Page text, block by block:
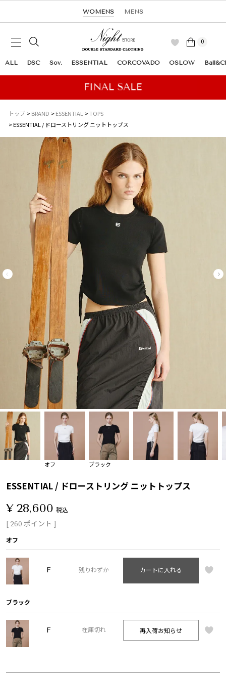
WOMENS MENS
0
ALL DSC Sov. ESSENTIAL CORCOVADO OSLOW
トップ BRAND ESSENTIAL
TOPS
ESSENTIAL / ドローストリング ニットトップス
オフ ブラック
ESSENTIAL / ドローストリング ニットトップス
¥ 28,600 税込
[ 260 ポイント ]
オフ
F 残りわずか カートに入れる
ブラック
F 在庫切れ 再入荷お知らせ